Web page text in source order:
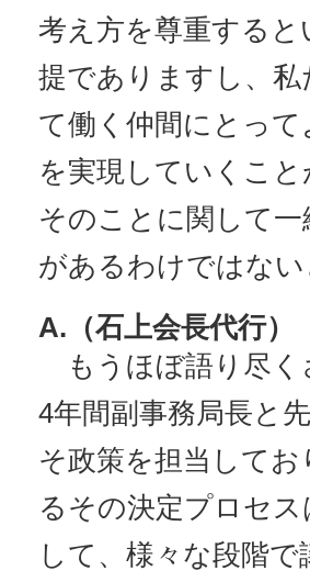
考え方を尊重する
提でありますし、
て働く仲間にとっ
を実現していくこ
そのことに関して
があるわけではな
A.（石上会長代行）
もうほぼ語り尽く
4年間副事務局長と
そ政策を担当して
るその決定プロセ
して、様々な段階